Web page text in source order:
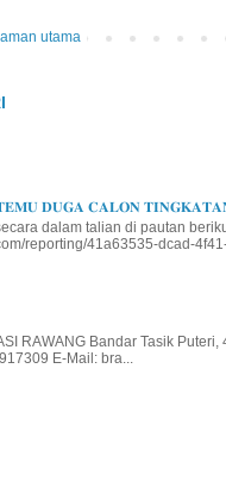
utama
𝐃𝐔𝐆𝐀 𝐂𝐀𝐋𝐎𝐍 𝐓𝐈𝐍𝐆𝐊𝐀𝐓𝐀𝐍 𝟏,
dalam talian di pautan
reporting/41a63535-dcad-
RAWANG Bandar Tasik
E-Mail: bra...